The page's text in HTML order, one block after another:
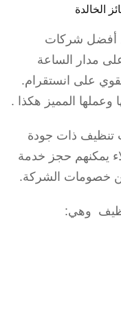
الخالدة
أفضل شركات
مدار الساعة
على انستقرام.
وعملها المميز هكذا .
تنظيف ذات جودة
يمكنهم حجز خدمة
خصومات الشركة.
وهي: